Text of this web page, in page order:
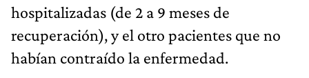
hospitalizadas (de 2 a 9 meses de
recuperación), y el otro pacientes que no
habían contraído la enfermedad.